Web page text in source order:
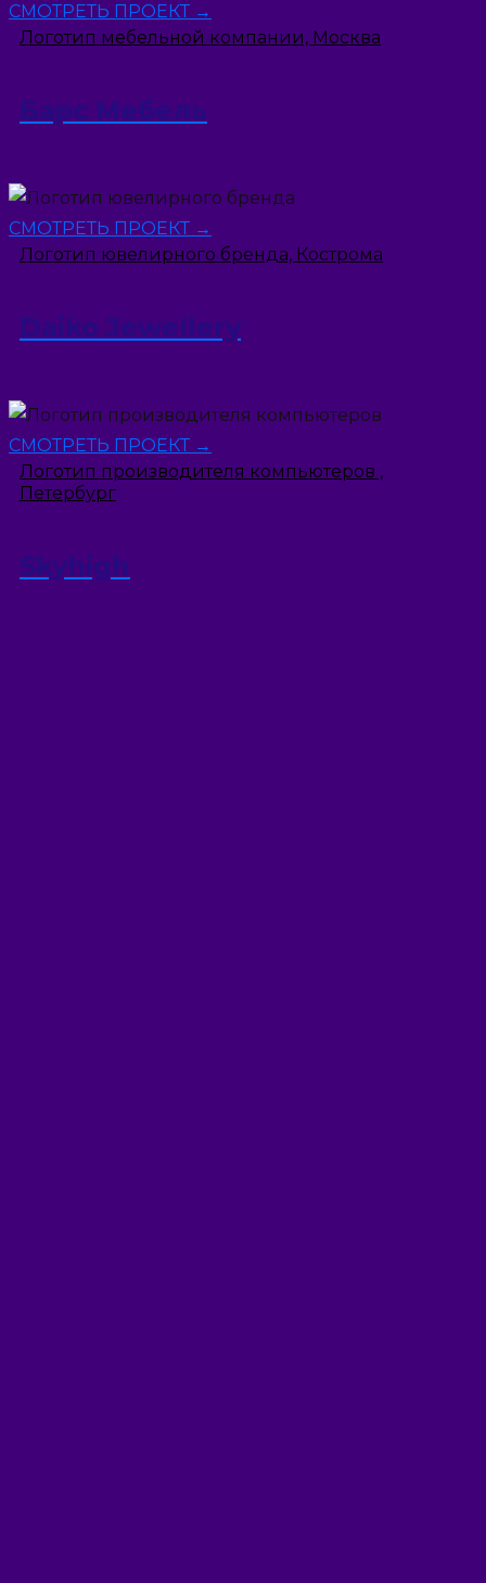
СМОТРЕТЬ ПРОЕКТ →
Логотип мебельной компании, Москва
Барс Мебель
СМОТРЕТЬ ПРОЕКТ →
Логотип ювелирного бренда, Кострома
Daiko Jewellery
СМОТРЕТЬ ПРОЕКТ →
Логотип производителя компьютеров ,
Петербург
Skyhigh